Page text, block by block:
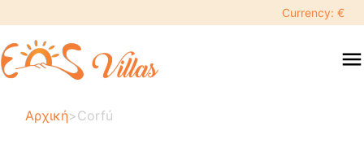
Currency: €
menu
swipe
to
close
Tus
fechas
Αρχική>Corfú